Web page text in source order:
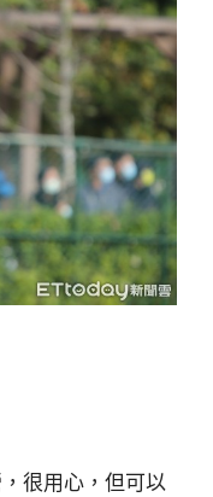
很用心，但可以